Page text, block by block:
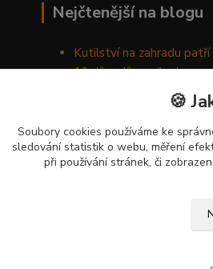
Nejčtenější na blogu
Kutilství na zahradu patří
10 důvodů, proč
chozením do přírody
Jak správně pěstovat
Náhodně generovaný
🍪
Soubory cookies používáme ke
sledování statistik o webu, měření
při používání stránek, či